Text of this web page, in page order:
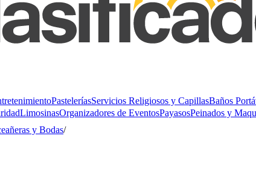
PasteleríasServicios Religiosos y CapillasBaños
LimosinasOrganizadores de EventosPayasosPeinados y
y Bodas/